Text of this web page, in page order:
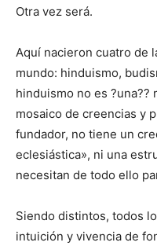
Otra vez será.
Aquí nacieron cuatro de
mundo: hinduismo,
hinduismo no es ?una??
mosaico de creencias y
fundador, no tiene un
eclesiástica», ni una
necesitan de todo ello
Siendo distintos, todos
intuición y vivencia de